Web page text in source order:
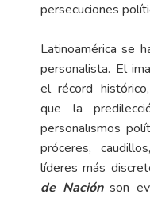
persecuciones
Latinoamérica se
personalista. El
el récord
que la
personalismos
próceres,
líderes más
de Naciónson